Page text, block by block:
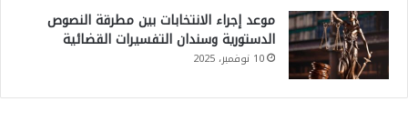
موعد إجراء الانتخابات بين مطرقة النصوص
الدستورية وسندان التفسيرات القضائية
10 نوفمبر، 2025